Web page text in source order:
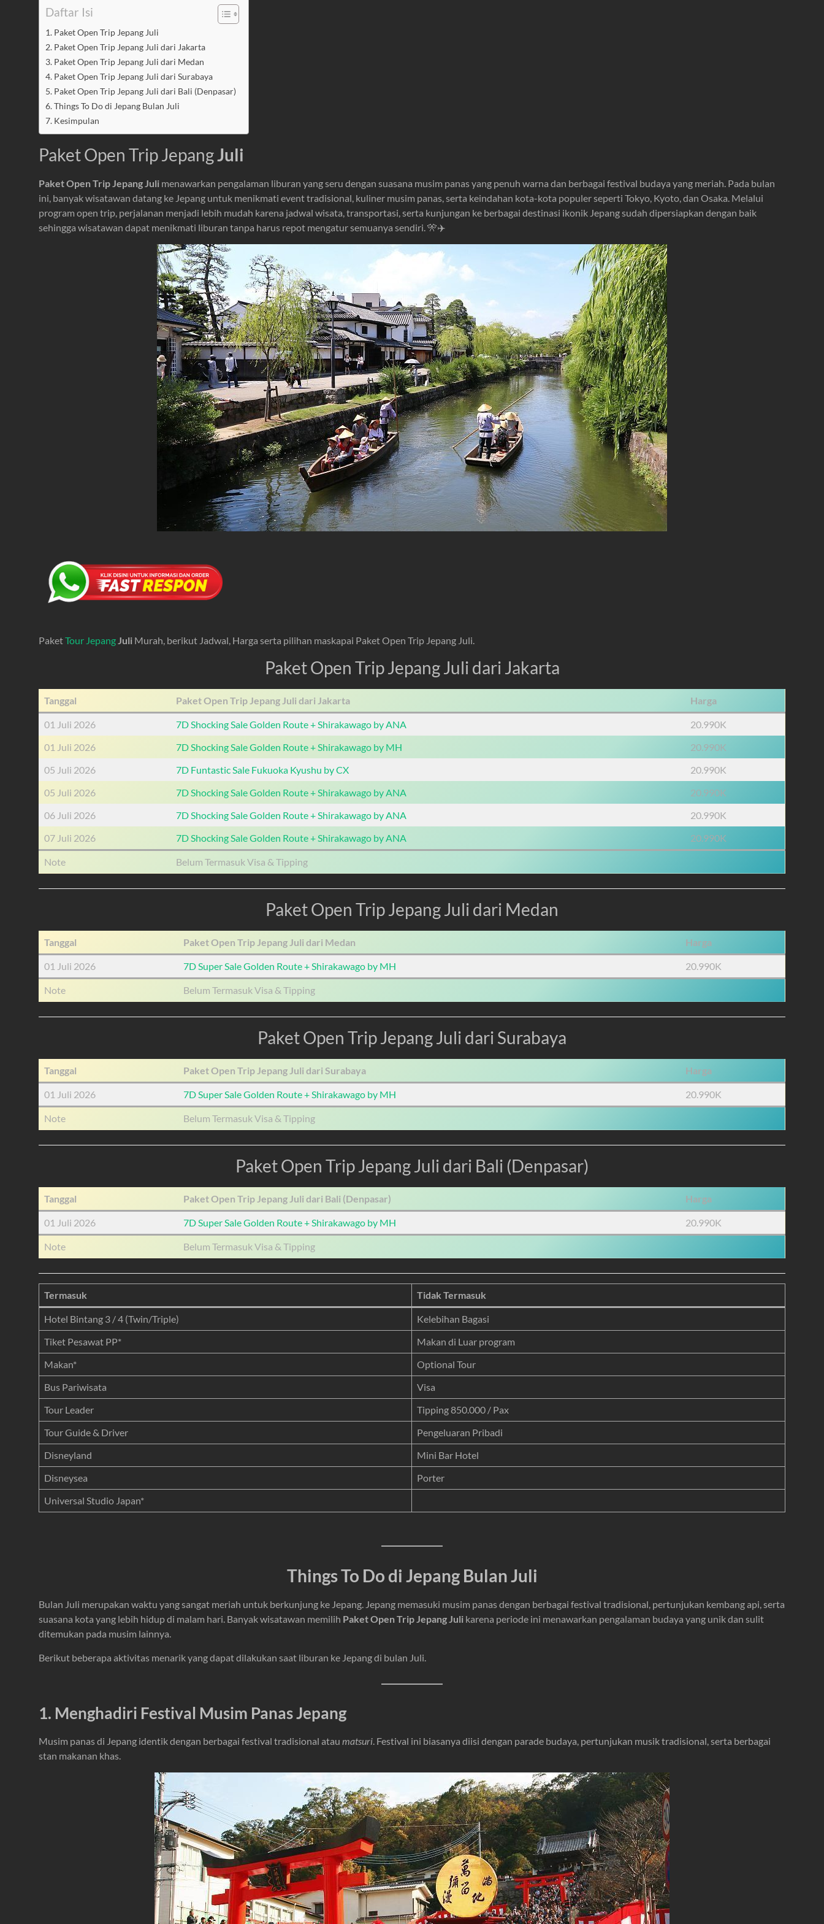
Daftar Isi
Paket Open Trip Jepang Juli
Paket Open Trip Jepang Juli dari Jakarta
Paket Open Trip Jepang Juli dari Medan
Paket Open Trip Jepang Juli dari Surabaya
Paket Open Trip Jepang Juli dari Bali (Denpasar)
Things To Do di Jepang Bulan Juli
Kesimpulan
Paket Open Trip JepangJuli
Paket Open Trip Jepang Juli menawarkan pengalaman liburan yang seru dengan suasana musim panas yang penuh warna dan berbagai festival budaya yang meriah. Pada bulan
ini, banyak wisatawan datang ke Jepang untuk menikmati event tradisional, kuliner musim panas, serta keindahan kota-kota populer seperti Tokyo, Kyoto, dan Osaka. Melalui
program open trip, perjalanan menjadi lebih mudah karena jadwal wisata, transportasi, serta kunjungan ke berbagai destinasi ikonik Jepang sudah dipersiapkan dengan baik
sehingga wisatawan dapat menikmati liburan tanpa harus repot mengatur semuanya sendiri. 🎌✈️
PaketTour JepangJuli Murah, berikut Jadwal, Harga serta pilihan maskapai Paket Open Trip Jepang Juli.
Paket Open Trip Jepang Juli dari Jakarta
Tanggal Paket Open Trip Jepang Juli dari Jakarta Harga
01 Juli 2026 7D Shocking Sale Golden Route + Shirakawago by ANA
20.990K
01 Juli 2026
7D Shocking Sale Golden Route + Shirakawago by MH
20.990K
05 Juli 2026
7D Funtastic Sale Fukuoka Kyushu by CX
20.990K
05 Juli 2026
7D Shocking Sale Golden Route + Shirakawago by ANA
20.990K
06 Juli 2026
7D Shocking Sale Golden Route + Shirakawago by ANA
20.990K
07 Juli 2026
7D Shocking Sale Golden Route + Shirakawago by ANA 20.990K
Note Belum Termasuk Visa & Tipping
Paket Open Trip Jepang Juli dari Medan
Tanggal Paket Open Trip Jepang Juli dari Medan Harga
01 Juli 2026 7D Super Sale Golden Route + Shirakawago by MH 20.990K
Note Belum Termasuk Visa & Tipping
Paket Open Trip Jepang Juli dari Surabaya
Tanggal Paket Open Trip Jepang Juli dari Surabaya Harga
01 Juli 2026 7D Super Sale Golden Route + Shirakawago by MH 20.990K
Note Belum Termasuk Visa & Tipping
Paket Open Trip Jepang Juli dari Bali (Denpasar)
Tanggal Paket Open Trip Jepang Juli dari Bali (Denpasar) Harga
01 Juli 2026 7D Super Sale Golden Route + Shirakawago by MH 20.990K
Note Belum Termasuk Visa & Tipping
Termasuk Tidak Termasuk
Hotel Bintang 3 / 4 (Twin/Triple)
Kelebihan Bagasi
Tiket Pesawat PP*
Makan di Luar program
Makan*
Optional Tour
Bus Pariwisata
Visa
Tour Leader
Tipping 850.000 / Pax
Tour Guide & Driver
Pengeluaran Pribadi
Disneyland
Mini Bar Hotel
Disneysea
Porter
Universal Studio Japan*
Things To Do di Jepang Bulan Juli
Bulan Juli merupakan waktu yang sangat meriah untuk berkunjung ke Jepang. Jepang memasuki musim panas dengan berbagai festival tradisional, pertunjukan kembang api, serta
suasana kota yang lebih hidup di malam hari. Banyak wisatawan memilih Paket Open Trip Jepang Juli karena periode ini menawarkan pengalaman budaya yang unik dan sulit
ditemukan pada musim lainnya.
Berikut beberapa aktivitas menarik yang dapat dilakukan saat liburan ke Jepang di bulan Juli.
1. Menghadiri Festival Musim Panas Jepang
Musim panas di Jepang identik dengan berbagai festival tradisional atau matsuri. Festival ini biasanya diisi dengan parade budaya, pertunjukan musik tradisional, serta berbagai
stan makanan khas.